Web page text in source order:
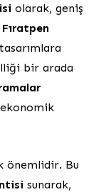
olarak, geniş
Fıratpen
bir arada
önemlidir. Bu
sunarak,